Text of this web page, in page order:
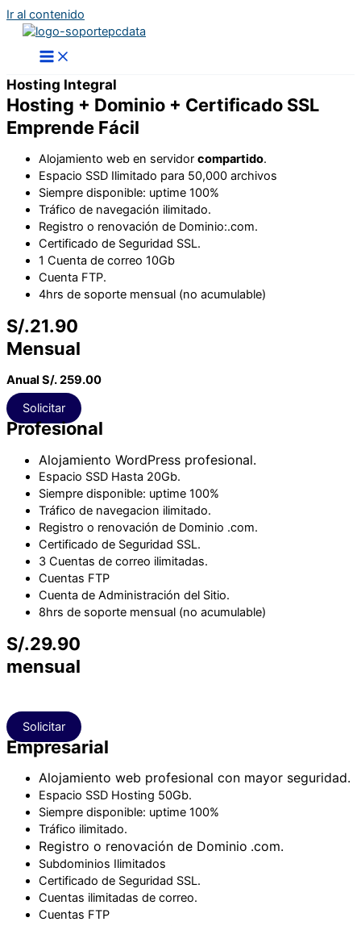
Ir al contenido
Hosting Integral
Hosting + Dominio + Certificado SSL
Emprende Fácil
Alojamiento web en servidor compartido.
Espacio SSD Ilimitado para 50,000 archivos
Siempre disponible: uptime 100%
Tráfico de navegación ilimitado.
Registro o renovación de Dominio:.com.
Certificado de Seguridad SSL.
1 Cuenta de correo 10Gb
Cuenta FTP.
4hrs de soporte mensual (no acumulable)
S/.21.90
Mensual
Anual S/. 259.00
Solicitar
Profesional
Alojamiento WordPress profesional.
Espacio SSD Hasta 20Gb.
Siempre disponible: uptime 100%
Tráfico de navegacion ilimitado.
Registro o renovación de Dominio .com.
Certificado de Seguridad SSL.
3 Cuentas de correo ilimitadas.
Cuentas FTP
Cuenta de Administración del Sitio.
8hrs de soporte mensual (no acumulable)
S/.29.90
mensual
Solicitar
Empresarial
Alojamiento web profesional con mayor seguridad.
Espacio SSD Hosting 50Gb.
Siempre disponible: uptime 100%
Tráfico ilimitado.
Registro o renovación de Dominio .com.
Subdominios Ilimitados
Certificado de Seguridad SSL.
Cuentas ilimitadas de correo.
Cuentas FTP